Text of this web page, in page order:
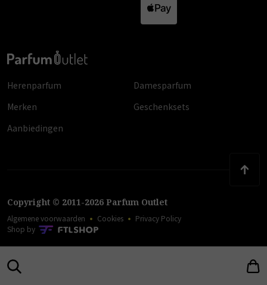
Herenparfum
Damesparfum
Merken
Geschenksets
Aanbiedingen
Copyright © 2011-2026 Parfum Outlet
Algemene voorwaarden Cookies
Privacy Policy
Shop by